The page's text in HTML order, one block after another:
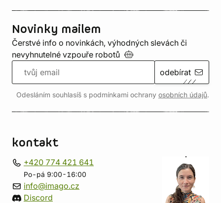
Novinky mailem
Čerstvé info o novinkách, výhodných slevách či
nevyhnutelné vzpouře robotů
odebírat
Odesláním souhlasíš s podmínkami ochrany osobních údajů.
kontakt
+420 774 421 641
Po-pá 9:00-16:00
info@imago.cz
Discord